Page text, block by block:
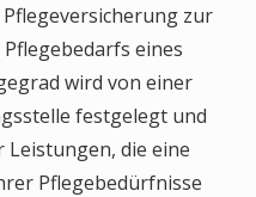
zur
eines
wird von einer
festgelegt und
Leistungen, die eine
Pflegebedürfnisse